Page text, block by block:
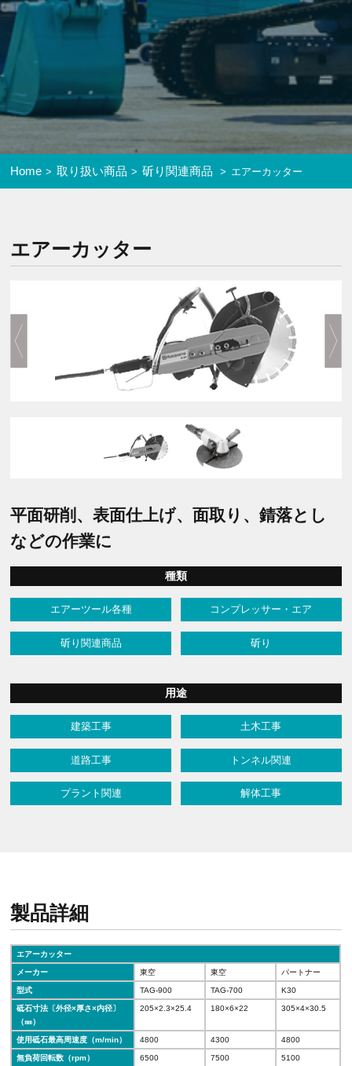
Home 取り扱い商品 斫り関連商品 エアーカッター
エアーカッター
平面研削、表面仕上げ、面取り、錆落とし
などの作業に
種類
エアーツール各種 コンプレッサー・エア
斫り関連商品 斫り
用途
建築工事 土木工事
道路工事 トンネル関連
プラント関連 解体工事
製品詳細
エアーカッター
メーカー 東空 東空 パートナー
型式 TAG-900 TAG-700 K30
砥石寸法〔外径×厚さ×内径〕
（㎜）
205×2.3×25.4 180×6×22 305×4×30.5
使用砥石最高周速度（m/min） 4800 4300 4800
無負荷回転数（rpm） 6500 7500 5100